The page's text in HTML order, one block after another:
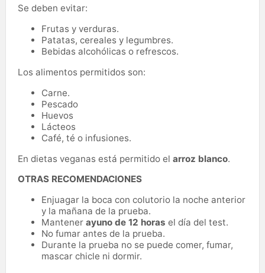
Se deben evitar:
Frutas y verduras.
Patatas, cereales y legumbres.
Bebidas alcohólicas o refrescos.
Los alimentos permitidos son:
Carne.
Pescado
Huevos
Lácteos
Café, té o infusiones.
En dietas veganas está permitido el arroz blanco.
OTRAS RECOMENDACIONES
Enjuagar la boca con colutorio la noche anterior
y la mañana de la prueba.
Mantener ayuno de 12 horas el día del test.
No fumar antes de la prueba.
Durante la prueba no se puede comer, fumar,
mascar chicle ni dormir.